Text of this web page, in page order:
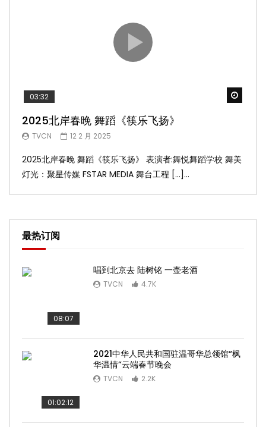
03:32
2025北岸春晚 舞蹈《筷乐飞扬》
TVCN 12 2 月 2025
2025北岸春晚 舞蹈《筷乐飞扬》 表演者:舞悦舞蹈学校 舞美
灯光：聚星传媒 FSTAR MEDIA 舞台工程 […]...
最热订阅
08:07
唱到北京去 陆树铭 一壶老酒
TVCN 4.7K
01:02:12
2021中华人民共和国驻温哥华总领馆“枫
华温情”云端春节晚会
TVCN 2.2K